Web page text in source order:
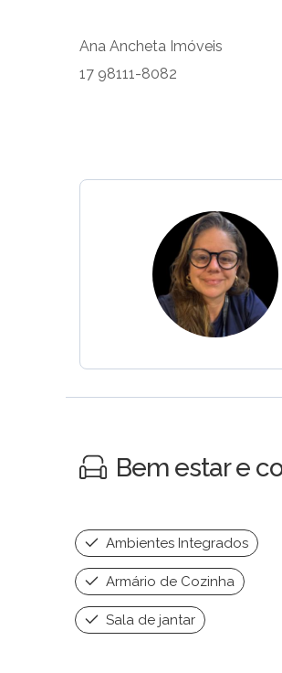
Ana Ancheta Imóveis
17 98111-8082
Bem estar e
Ambientes Integrados
Armário de Cozinha
Sala de jantar